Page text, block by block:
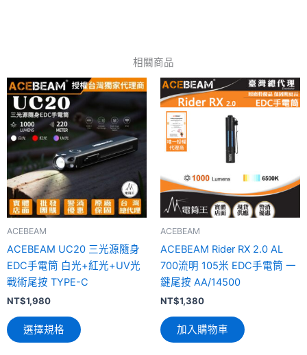
相關商品
ACEBEAM
ACEBEAM UC20 三光源隨身
EDC手電筒 白光+紅光+UV光
戰術尾按 TYPE-C
NT$1,980
選擇規格
此
品
有
多
種
式。
可
產
品
頁
擇
ACEBEAM
ACEBEAM Rider RX 2.0 AL
700流明 105米 EDC手電筒 一
鍵尾按 AA/14500
NT$1,380
加入購物車